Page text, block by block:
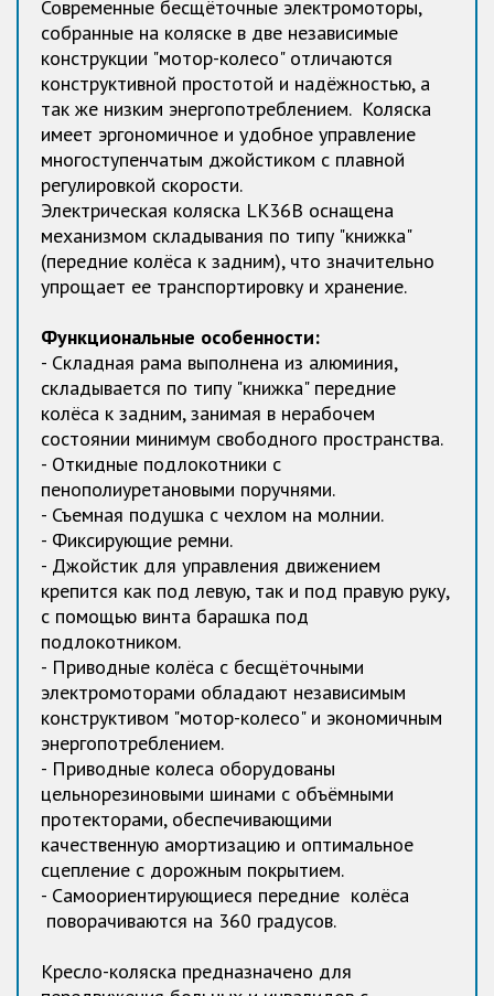
Современные бесщёточные электромоторы,
собранные на коляске в две независимые
конструкции "мотор-колесо" отличаются
конструктивной простотой и надёжностью, а
так же низким энергопотреблением. Коляска
имеет эргономичное и удобное управление
многоступенчатым джойстиком с плавной
регулировкой скорости.
Электрическая коляска LK36B оснащена
механизмом складывания по типу "книжка"
(передние колёса к задним), что значительно
упрощает ее транспортировку и хранение.
Функциональные особенности:
- Складная рама выполнена из алюминия,
складывается по типу "книжка" передние
колёса к задним, занимая в нерабочем
состоянии минимум свободного пространства.
- Откидные подлокотники с
пенополиуретановыми поручнями.
- Съемная подушка с чехлом на молнии.
- Фиксирующие ремни.
- Джойстик для управления движением
крепится как под левую, так и под правую руку,
с помощью винта барашка под
подлокотником.
- Приводные колёса с бесщёточными
электромоторами обладают независимым
конструктивом "мотор-колесо" и экономичным
энергопотреблением.
- Приводные колеса оборудованы
цельнорезиновыми шинами с объёмными
протекторами, обеспечивающими
качественную амортизацию и оптимальное
сцепление с дорожным покрытием.
- Самоориентирующиеся передние колёса
поворачиваются на 360 градусов.
Кресло-коляска предназначено для